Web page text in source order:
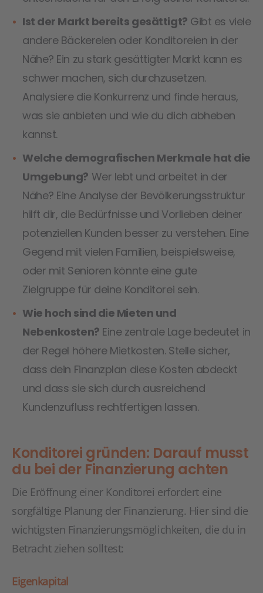
Ist der Markt bereits gesättigt? Gibt es viele
andere Bäckereien oder Konditoreien in der
Nähe? Ein zu stark gesättigter Markt kann es
schwer machen, sich durchzusetzen.
Analysiere die Konkurrenz und finde heraus,
was sie anbieten und wie du dich abheben
kannst.
Welche demografischen Merkmale hat die
Umgebung? Wer lebt und arbeitet in der
Nähe? Eine Analyse der Bevölkerungsstruktur
hilft dir, die Bedürfnisse und Vorlieben deiner
potenziellen Kunden besser zu verstehen. Eine
Gegend mit vielen Familien, beispielsweise,
oder mit Senioren könnte eine gute
Zielgruppe für deine Konditorei sein.
Wie hoch sind die Mieten und
Nebenkosten? Eine zentrale Lage bedeutet in
der Regel höhere Mietkosten. Stelle sicher,
dass dein Finanzplan diese Kosten abdeckt
und dass sie sich durch ausreichend
Kundenzufluss rechtfertigen lassen.
Konditorei gründen: Darauf musst
du bei der Finanzierung achten
Die Eröffnung einer Konditorei erfordert eine
sorgfältige Planung der Finanzierung. Hier sind die
wichtigsten Finanzierungsmöglichkeiten, die du in
Betracht ziehen solltest:
Eigenkapital